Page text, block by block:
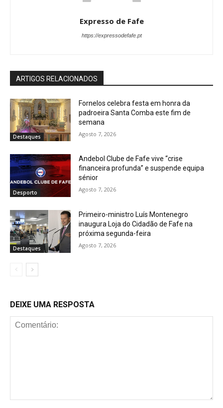
Expresso de Fafe
https://expressodefafe.pt
ARTIGOS RELACIONADOS
Destaques
Fornelos celebra festa em honra da
padroeira Santa Comba este fim de
semana
Agosto 7, 2026
Desporto
Andebol Clube de Fafe vive “crise
financeira profunda” e suspende equipa
sénior
Agosto 7, 2026
Destaques
Primeiro-ministro Luís Montenegro
inaugura Loja do Cidadão de Fafe na
próxima segunda-feira
Agosto 7, 2026
DEIXE UMA RESPOSTA